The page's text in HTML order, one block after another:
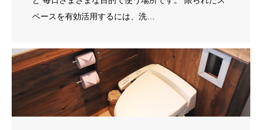
ペースを有効活用するには、洗…